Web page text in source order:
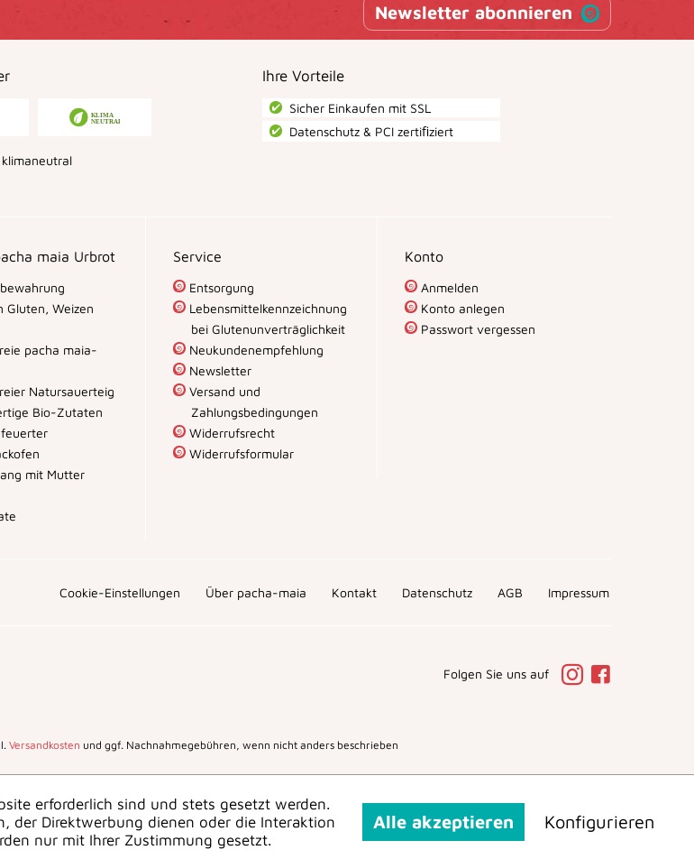
Newsletter abonnieren
Ihre Vorteile
Sicher Einkaufen mit SSL
Datenschutz & PCI zertiﬁziert
maia Urbrot
Gluten, Weizen
pacha maia-
Natursauerteig
Bio-Zutaten
mit Mutter
Service
Entsorgung
Lebensmittelkennzeichnung
bei Glutenunverträglichkeit
Neukundenempfehlung
Newsletter
Versand und
Zahlungsbedingungen
Widerrufsrecht
Widerrufsformular
Konto
Anmelden
Konto anlegen
Passwort vergessen
Versandkosten und ggf. Nachnahmegebühren, wenn nicht anders beschrieben
Cookie-Einstellungen Über pacha-maia Kontakt Datenschutz AGB Impressum
Folgen Sie uns auf
erforderlich sind und stets gesetzt werden.
der Direktwerbung dienen oder die Interaktion
nur mit Ihrer Zustimmung gesetzt.
Alle akzeptieren Konfigurieren